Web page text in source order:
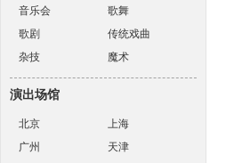
音乐会
歌舞
歌剧
传统戏曲
杂技
魔术
演出场馆
北京
上海
广州
天津